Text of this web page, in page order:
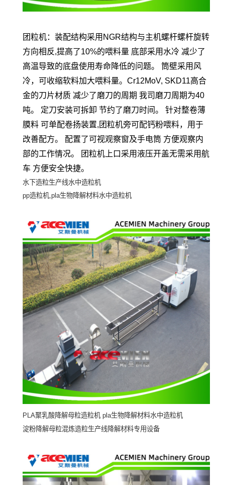
团粒机：装配结构采用 NGR结构与主机螺杆螺杆旋转
方向相反,提高了10%的喂料量 底部采用水冷 减少了
高温导致的底盘使用寿命降低的问题。 筒壁采用风
冷，可收缩软料加大喂料量。 Cr12MoV, SKD11高合
金的刀片材质 减少了磨刀的周期 我司磨刀周期为40
吨。 定刀安装可拆卸 节约了磨刀时间。 针对整卷薄
膜料 可单配卷扬装置, 团粒机旁可配钙粉喂料，用于
改善配方。 配置了可视观察窗及手电筒 方便观察内
部的工作情况。 团粒机上口采用液压开盖无需采用航
车 方便安全快捷。
水下造粒生产线水中造粒机
pp造粒机,pla生物降解材料水中造粒机
PLA聚乳酸降解母粒造粒机 pla生物降解材料水中造粒机
淀粉降解母粒混炼造粒生产线降解材料专用设备